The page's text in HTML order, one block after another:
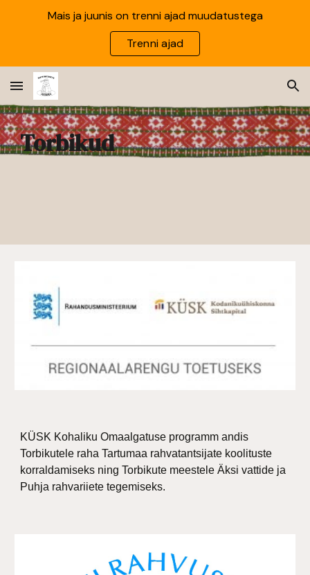
Skip to main content Skip to navigation
Mais ja juunis on trenni ajad muudatustega
Trenni ajad
Torbikud
KÜSK Kohaliku Omaalgatuse programm andis
Torbikutele raha Tartumaa rahvatantsijate koolituste
korraldamiseks ning Torbikute meestele Äksi vattide ja
Puhja rahvariiete tegemiseks.